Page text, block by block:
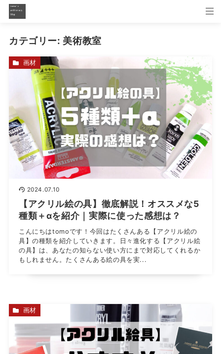
カテゴリー: 美術教室
2024.07.10
【アクリル絵の具】徹底解説！オススメな5
種類＋αを紹介｜実際に使った感想は？
こんにちはtomoです！今回はたくさんある【アクリル絵の
具】の種類を紹介していきます。日々進化する【アクリル絵
の具】は、あなたの知らない使い方にまで対応してくれるか
もしれません。たくさんある絵の具を実...
画材
画材